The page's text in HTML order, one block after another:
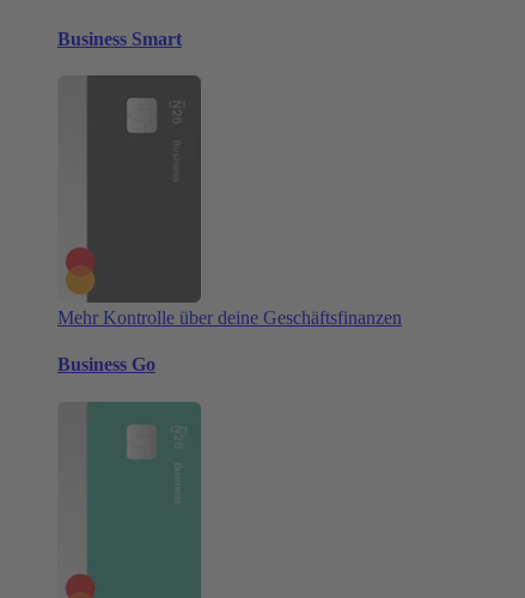
Business Smart
Mehr Kontrolle über deine Geschäftsfinanzen
Business Go